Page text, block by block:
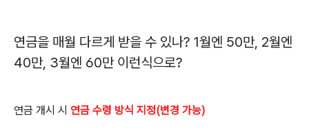
연금을 매월 다르게 받을 수 있나? 1월엔 50만, 2월엔
40만, 3월엔 60만 이런식으로?
연금 개시 시 연금 수령 방식 지정(변경 가능)